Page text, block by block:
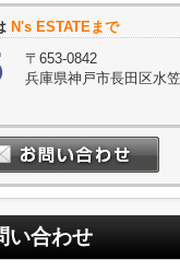
N's ESTATEまで
〒653-0842
兵庫県神戸市長田区水
い合わせ